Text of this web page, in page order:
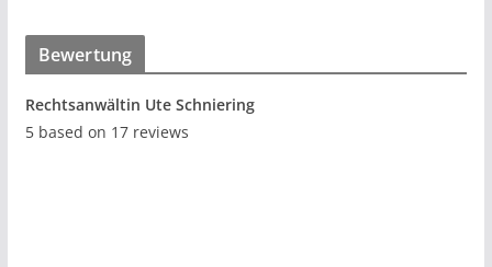
Bewertung
Rechtsanwältin Ute Schniering
5based on 17reviews